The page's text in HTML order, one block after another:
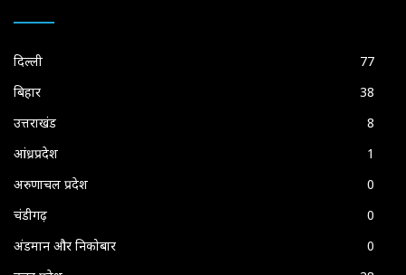
दिल्ली
77
बिहार
38
उत्तराखंड
8
आंध्रप्रदेश
1
अरुणाचल प्रदेश
0
चंडीगढ़
0
अंडमान और निकोबार
0